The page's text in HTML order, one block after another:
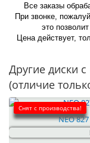
Все заказы
При звонке,
это
Цена действует,
Другие диски
(отличие
Снят с производства!
NEO